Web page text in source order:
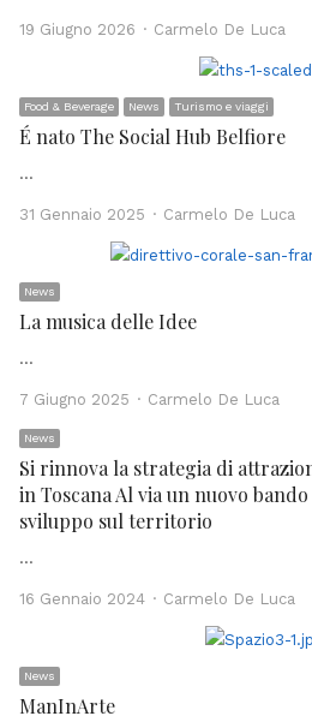
19 Giugno 2026 Author
Carmelo De Luca
Food & Beverage News Turismo e viaggi
É nato The Social Hub Belfiore
…
31 Gennaio 2025 Author
Carmelo De Luca
News
La musica delle Idee
…
7 Giugno 2025 Author
Carmelo De Luca
News
Si rinnova la strategia di
in Toscana Al via un nuovo
sviluppo sul territorio
…
16 Gennaio 2024 Author
Carmelo De Luca
News
ManInArte